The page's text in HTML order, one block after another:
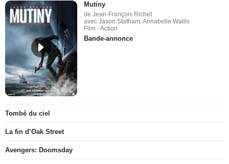
Mutiny
de Jean-François Richet
avec Jason Statham, Annabelle Wallis
Film - Action
Bande-annonce
Tombé du ciel
La fin d’Oak Street
Avengers: Doomsday